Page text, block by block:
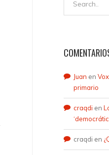
Juan en
primario
craqdi en
craqdi en